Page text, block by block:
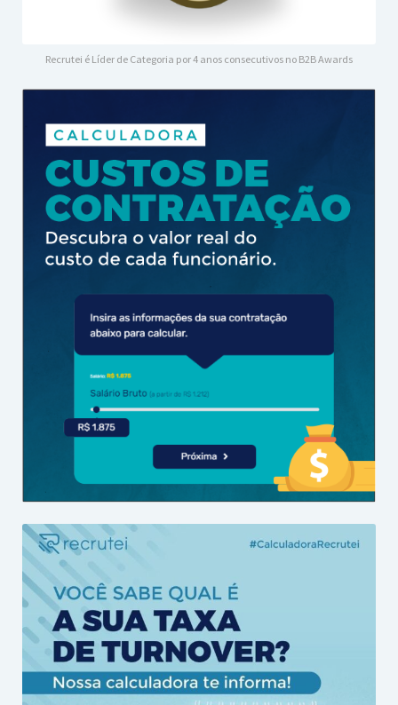
Recrutei é Líder de Categoria por 4 anos consecutivos no B2B Awards